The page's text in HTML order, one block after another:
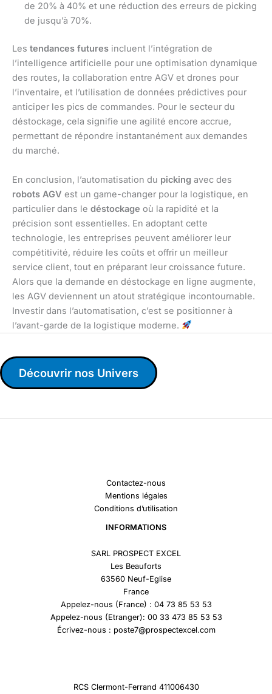
de 20% à 40% et une réduction des erreurs de picking
de jusqu’à 70%.
Les tendances futures incluent l’intégration de
l’intelligence artificielle pour une optimisation dynamique
des routes, la collaboration entre AGV et drones pour
l’inventaire, et l’utilisation de données prédictives pour
anticiper les pics de commandes. Pour le secteur du
déstockage, cela signifie une agilité encore accrue,
permettant de répondre instantanément aux demandes
du marché.
En conclusion, l’automatisation du picking avec des
robots AGV est un game-changer pour la logistique, en
particulier dans le déstockage où la rapidité et la
précision sont essentielles. En adoptant cette
technologie, les entreprises peuvent améliorer leur
compétitivité, réduire les coûts et offrir un meilleur
service client, tout en préparant leur croissance future.
Alors que la demande en déstockage en ligne augmente,
les AGV deviennent un atout stratégique incontournable.
Investir dans l’automatisation, c’est se positionner à
l’avant-garde de la logistique moderne.
Découvrir nos Univers
Contactez-nous
Mentions légales
Conditions d’utilisation
INFORMATIONS
SARL PROSPECT EXCEL
Les Beauforts
63560 Neuf-Eglise
France
Appelez-nous (France) : 04 73 85 53 53
Appelez-nous (Etranger): 00 33 473 85 53 53
Écrivez-nous : poste7@prospectexcel.com
RCS Clermont-Ferrand 411006430